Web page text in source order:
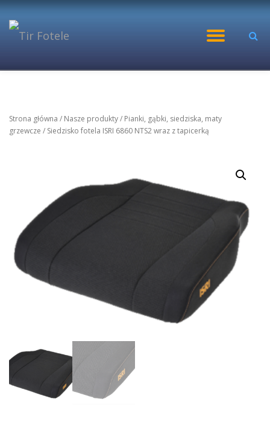
Przejdź
Strona główna / Nasze produkty/ Pianki, gąbki, siedziska, maty
grzewcze / Siedzisko fotela ISRI 6860 NTS2 wraz z tapicerką